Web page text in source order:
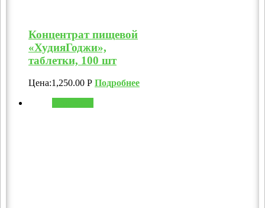
Концентрат пищевой
«ХудияГоджи»,
таблетки, 100 шт
Цена:1,250.00 Р Подробнее